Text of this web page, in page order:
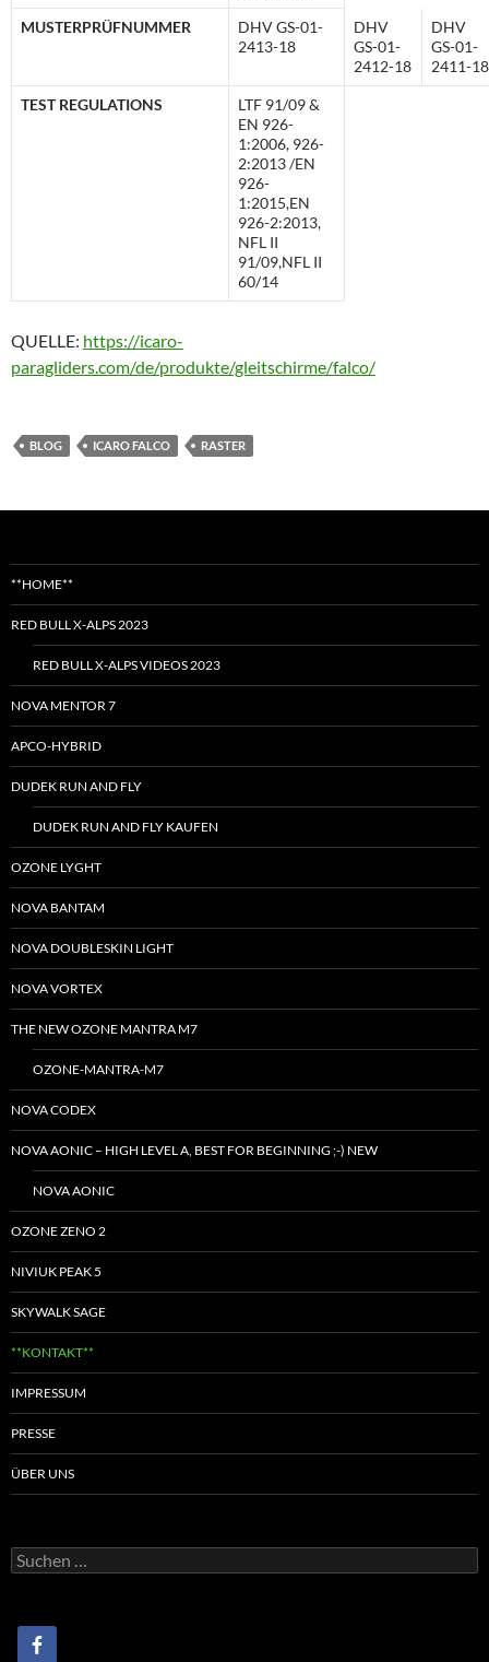
MUSTERPRÜFNUMMER
DHV GS-01-
2413-18
DHV
GS-01-
2412-18
DHV
GS-01-
2411-18
TEST REGULATIONS
LTF 91/09 &
EN 926-
1:2006, 926-
2:2013 /EN
926-
1:2015,EN
926-2:2013,
NFL II
91/09,NFL II
60/14
QUELLE: https://icaro-
paragliders.com/de/produkte/gleitschirme/falco/
BLOG ICARO FALCO RASTER
**HOME**
RED BULL X-ALPS 2023
RED BULL X-ALPS VIDEOS 2023
NOVA MENTOR 7
APCO-HYBRID
DUDEK RUN AND FLY
DUDEK RUN AND FLY KAUFEN
OZONE LYGHT
NOVA BANTAM
NOVA DOUBLESKIN LIGHT
NOVA VORTEX
THE NEW OZONE MANTRA M7
OZONE-MANTRA-M7
NOVA CODEX
NOVA AONIC – HIGH LEVEL A, BEST FOR BEGINNING ;-) NEW
NOVA AONIC
OZONE ZENO 2
NIVIUK PEAK 5
SKYWALK SAGE
**KONTAKT**
IMPRESSUM
PRESSE
ÜBER UNS
Suchen
nach: